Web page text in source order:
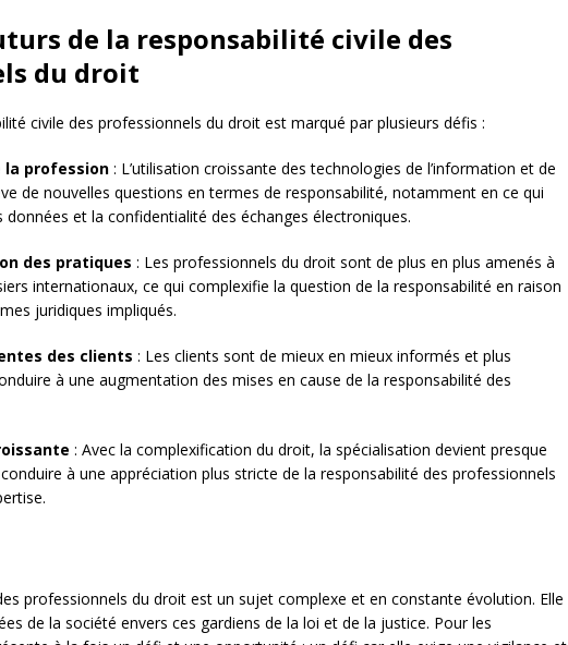
de la responsabilité civile des
du droit
civile des professionnels du droit est marqué par plusieurs défis :
la profession : L’utilisation croissante des technologies de l’information et de
de nouvelles questions en termes de responsabilité, notamment en ce qui
données et la confidentialité des échanges électroniques.
des pratiques : Les professionnels du droit sont de plus en plus amenés à
internationaux, ce qui complexifie la question de la responsabilité en raison
juridiques impliqués.
des clients : Les clients sont de mieux en mieux informés et plus
à une augmentation des mises en cause de la responsabilité des
: Avec la complexification du droit, la spécialisation devient presque
à une appréciation plus stricte de la responsabilité des professionnels
professionnels du droit est un sujet complexe et en constante évolution. Elle
de la société envers ces gardiens de la loi et de la justice. Pour les